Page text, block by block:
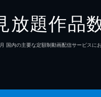
放題作品
国内の主要な定額制動画配信サービスに